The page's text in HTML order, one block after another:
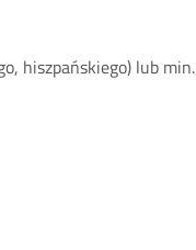
hiszpańskiego) lub min.